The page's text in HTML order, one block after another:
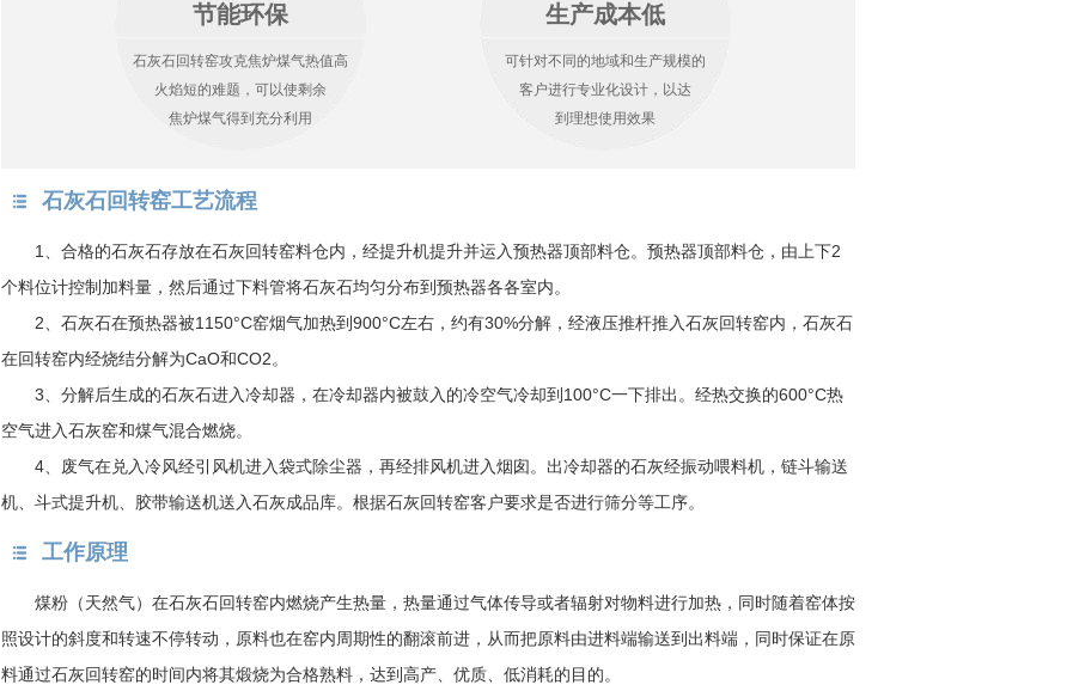
节能环保
石灰石回转窑攻克焦炉煤气热值高
火焰短的难题，可以使剩余
焦炉煤气得到充分利用
生产成本低
可针对不同的地域和生产规模的
客户进行专业化设计，以达
到理想使用效果
石灰石回转窑工艺流程
1、合格的石灰石存放在石灰回转窑料仓内，经提升机提升并运入预热器顶部料仓。预热器顶部料仓，由上下2
个料位计控制加料量，然后通过下料管将石灰石均匀分布到预热器各各室内。
2、石灰石在预热器被1150°C窑烟气加热到900°C左右，约有30%分解，经液压推杆推入石灰回转窑内，石灰石
在回转窑内经烧结分解为CaO和CO2。
3、分解后生成的石灰石进入冷却器，在冷却器内被鼓入的冷空气冷却到100°C一下排出。经热交换的600°C热
空气进入石灰窑和煤气混合燃烧。
4、废气在兑入冷风经引风机进入袋式除尘器，再经排风机进入烟囱。出冷却器的石灰经振动喂料机，链斗输送
机、斗式提升机、胶带输送机送入石灰成品库。根据石灰回转窑客户要求是否进行筛分等工序。
工作原理
煤粉（天然气）在石灰石回转窑内燃烧产生热量，热量通过气体传导或者辐射对物料进行加热，同时随着窑体按
照设计的斜度和转速不停转动，原料也在窑内周期性的翻滚前进，从而把原料由进料端输送到出料端，同时保证在原
料通过石灰回转窑的时间内将其煅烧为合格熟料，达到高产、优质、低消耗的目的。